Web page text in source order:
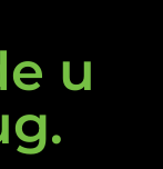
u